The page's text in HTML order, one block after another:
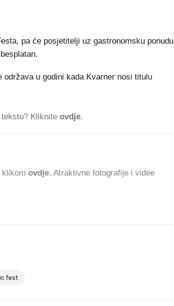
pa će posjetitelji uz gastronomsku ponudu
u godini kada Kvarner nosi titulu
Kliknite ovdje.
klikom ovdje. Atraktivne fotografije i videe
fest